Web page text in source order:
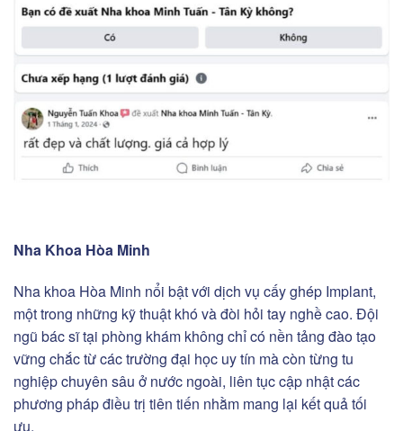
Nha Khoa Hòa Minh
Nha khoa Hòa Minh nổi bật với dịch vụ cấy ghép Implant,
một trong những kỹ thuật khó và đòi hỏi tay nghề cao. Đội
ngũ bác sĩ tại phòng khám không chỉ có nền tảng đào tạo
vững chắc từ các trường đại học uy tín mà còn từng tu
nghiệp chuyên sâu ở nước ngoài, liên tục cập nhật các
phương pháp điều trị tiên tiến nhằm mang lại kết quả tối
ưu.